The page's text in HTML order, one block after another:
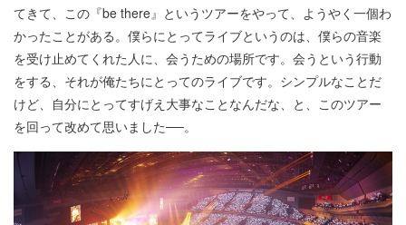
てきて、この『be there』というツアーをやって、ようやく一個わ
かったことがある。僕らにとってライブというのは、僕らの音楽
を受け止めてくれた人に、会うための場所です。会うという行動
をする、それが俺たちにとってのライブです。シンプルなことだ
けど、自分にとってすげえ大事なことなんだな、と、このツアー
を回って改めて思いました──。